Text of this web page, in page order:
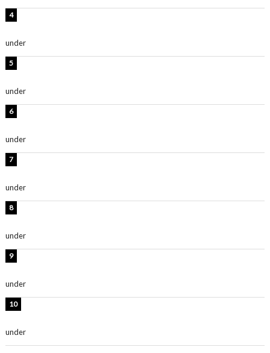
under
under
under
under
under
under
under